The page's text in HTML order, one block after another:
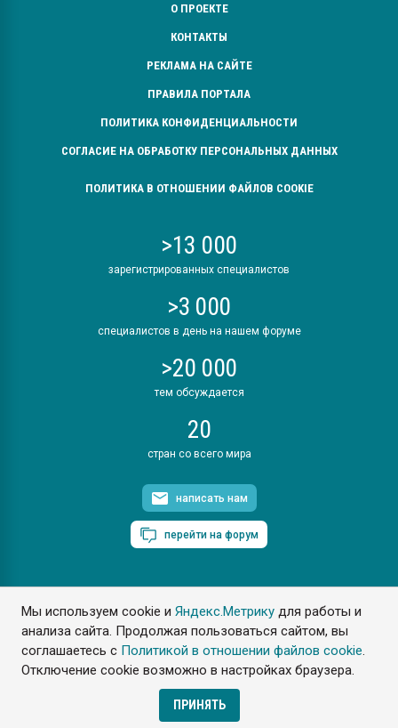
Мы используем cookie иЯндекс.Метрику для работы и
анализа сайта. Продолжая пользоваться сайтом, вы
соглашаетесь с Политикой в отношении файлов cookie.
Отключение cookie возможно в настройках браузера.
ПРИНЯТЬ
О ПРОЕКТЕ
КОНТАКТЫ
РЕКЛАМА НА САЙТЕ
ПРАВИЛА ПОРТАЛА
ПОЛИТИКА КОНФИДЕНЦИАЛЬНОСТИ
СОГЛАСИЕ НА ОБРАБОТКУ ПЕРСОНАЛЬНЫХ ДАННЫХ
ПОЛИТИКА В ОТНОШЕНИИ ФАЙЛОВ COOKIE
>13 000
зарегистрированных специалистов
>3 000
специалистов в день на нашем форуме
>20 000
тем обсуждается
20
стран со всего мира
написать нам
перейти на форум
ПластЭксперт © 2006. Все права защищены
Разрешается копирование материалов сайта с обязательной
ссылкой на www.e-plastic.ru
Разработка сайта